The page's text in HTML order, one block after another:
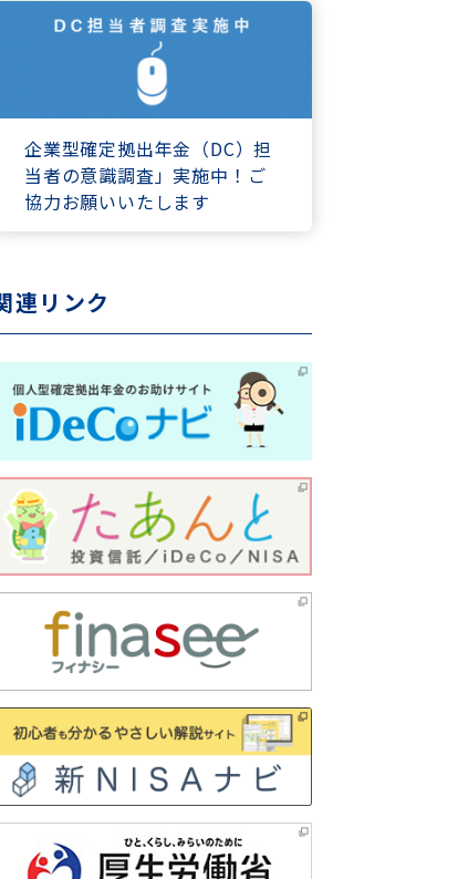
企業型確定拠出年金（DC）担
当者の意識調査」実施中！ご
協力お願いいたします
連リンク